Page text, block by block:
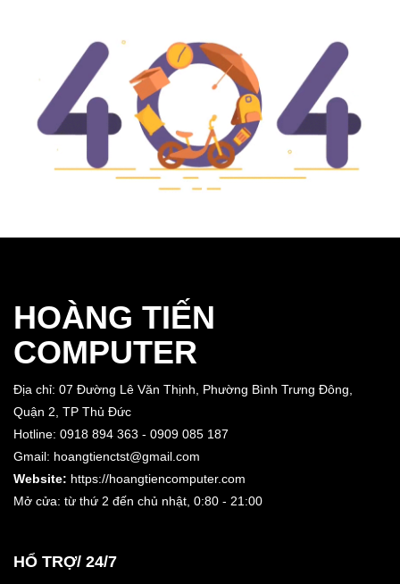
HOÀNG TIẾN
COMPUTER
Địa chỉ: 07 Đường Lê Văn Thịnh, Phường Bình Trưng Đông,
Quận 2, TP Thủ Đức
Hotline: 0918 894 363 - 0909 085 187
Gmail: hoangtienctst@gmail.com
Website: https://hoangtiencomputer.com
Mở cửa: từ thứ 2 đến chủ nhật, 0:80 - 21:00
HỔ TRỢ/ 24/7